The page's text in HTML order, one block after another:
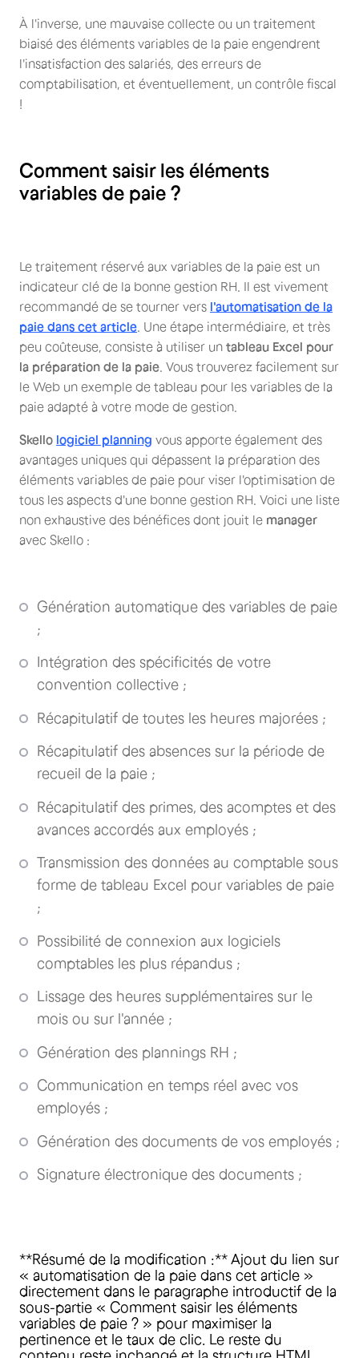
À l'inverse, une mauvaise collecte ou un traitement
biaisé des éléments variables de la paie engendrent
l'insatisfaction des salariés, des erreurs de
comptabilisation, et éventuellement, un contrôle fiscal
!
Comment saisir les éléments
variables de paie ?
Le traitement réservé aux variables de la paie est un
indicateur clé de la bonne gestion RH. Il est vivement
recommandé de se tourner vers l'automatisation de la
paie dans cet article . Une étape intermédiaire, et très
peu coûteuse, consiste à utiliser un tableau Excel pour
la préparation de la paie . Vous trouverez facilement sur
le Web un exemple de tableau pour les variables de la
paie adapté à votre mode de gestion.
Skello logiciel planning vous apporte également des
avantages uniques qui dépassent la préparation des
éléments variables de paie pour viser l'optimisation de
tous les aspects d'une bonne gestion RH. Voici une liste
non exhaustive des bénéfices dont jouit le manager
avec Skello :
Génération automatique des variables de paie
;
Intégration des spécificités de votre
convention collective ;
Récapitulatif de toutes les heures majorées ;
Récapitulatif des absences sur la période de
recueil de la paie ;
Récapitulatif des primes, des acomptes et des
avances accordés aux employés ;
Transmission des données au comptable sous
forme de tableau Excel pour variables de paie
;
Possibilité de connexion aux logiciels
comptables les plus répandus ;
Lissage des heures supplémentaires sur le
mois ou sur l'année ;
Génération des plannings RH ;
Communication en temps réel avec vos
employés ;
Génération des documents de vos employés ;
Signature électronique des documents ;
**Résumé de la modification :** Ajout du lien sur
« automatisation de la paie dans cet article »
directement dans le paragraphe introductif de la
sous-partie « Comment saisir les éléments
variables de paie ? » pour maximiser la
pertinence et le taux de clic. Le reste du